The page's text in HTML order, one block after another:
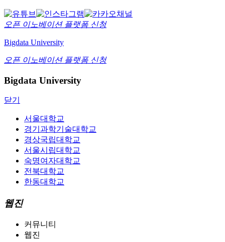
오픈 이노베이션 플랫폼 신청
Bigdata University
오픈 이노베이션 플랫폼 신청
Bigdata University
닫기
서울대학교
경기과학기술대학교
경상국립대학교
서울시립대학교
숙명여자대학교
전북대학교
한동대학교
웹진
커뮤니티
웹진